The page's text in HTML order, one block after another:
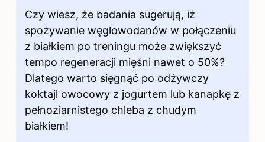
Czy wiesz, że badania sugerują, iż
spożywanie węglowodanów w połączeniu
z białkiem po treningu może zwiększyć
tempo regeneracji mięśni nawet o 50%?
Dlatego warto sięgnąć po odżywczy
koktajl owocowy z jogurtem lub kanapkę z
pełnoziarnistego chleba z chudym
białkiem!